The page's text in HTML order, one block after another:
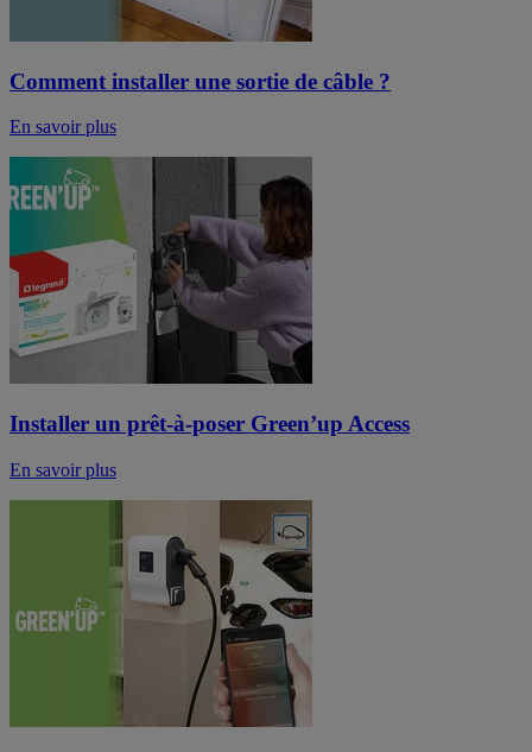
Comment installer une sortie de câble ?
En savoir plus
Installer un prêt-à-poser Green’up Access
En savoir plus